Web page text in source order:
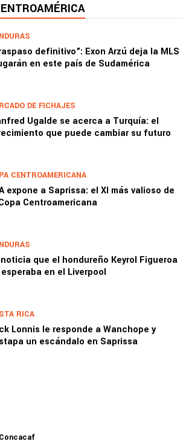
definitivo”: Exon Arzú deja la MLS
en este país de Sudamérica
DE FICHAJES
Ugalde se acerca a Turquía: el
que puede cambiar su futuro
CENTROAMERICANA
expone a Saprissa: el XI más valioso de
Centroamericana
que el hondureño Keyrol Figueroa
en el Liverpool
RICA
Lonnis le responde a Wanchope y
un escándalo en Saprissa
Concacaf